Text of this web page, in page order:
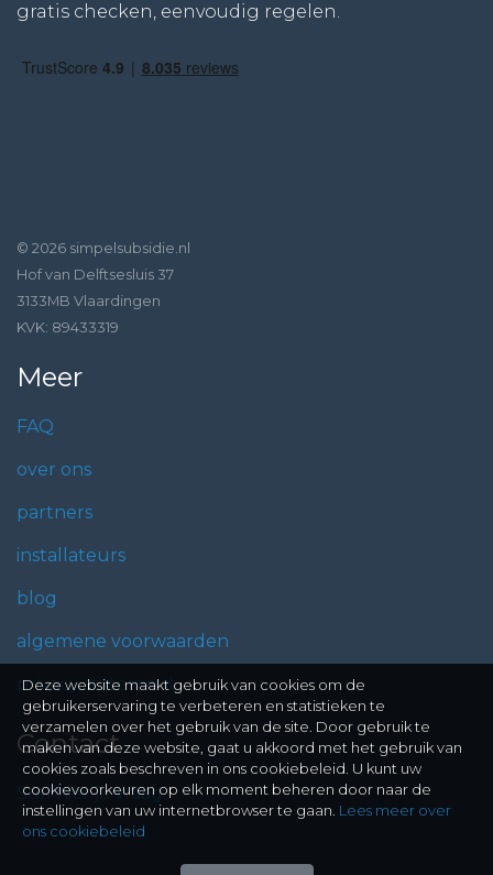
gratis checken, eenvoudig regelen.
© 2026 simpelsubsidie.nl
Hof van Delftsesluis 37
3133MB Vlaardingen
KVK: 89433319
Meer
FAQ
over ons
partners
installateurs
blog
algemene voorwaarden
privacy statement
Contact
Stel hier je vraag
Deze website maakt gebruik van cookies om de
gebruikerservaring te verbeteren en statistieken te
verzamelen over het gebruik van de site. Door gebruik te
maken van deze website, gaat u akkoord met het gebruik van
cookies zoals beschreven in ons cookiebeleid. U kunt uw
cookievoorkeuren op elk moment beheren door naar de
instellingen van uw internetbrowser te gaan. Lees meer over
ons cookiebeleid